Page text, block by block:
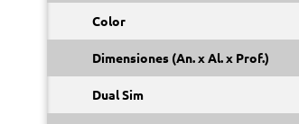
Color
Dimensiones (An. x Al. x Prof.)
Dual Sim